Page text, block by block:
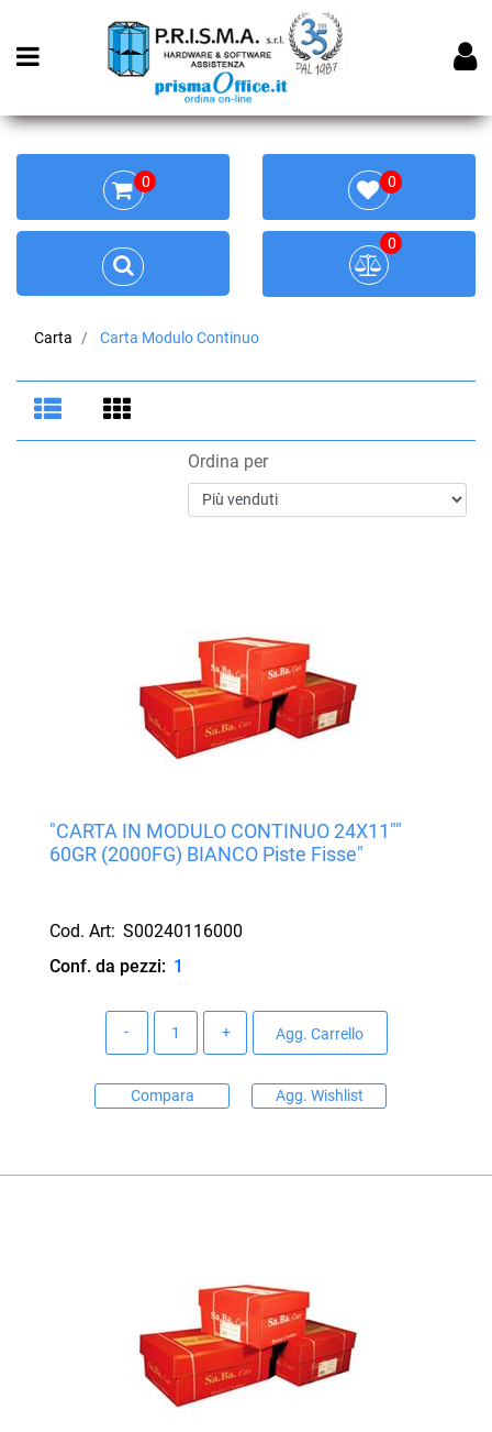
Open menu
0 0
0
Carta Carta Modulo Continuo
Ordina per
"CARTA IN MODULO CONTINUO 24X11""
60GR (2000FG) BIANCO Piste Fisse"
Cod. Art: S00240116000
Conf. da pezzi: 1
Agg. Carrello
Compara Agg. Wishlist